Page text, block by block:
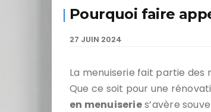
Pourquoi faire
27 JUIN 2024
La menuiserie fait partie des
Que ce soit pour une
en menuiseries’avère